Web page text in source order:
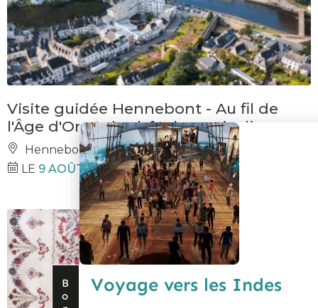
Visite guidée Hennebont - Au fil de
l'Âge d'Or et des hôtels particuliers
Hennebont
LE 9 AOÛT 2026
Voyage vers les Indes